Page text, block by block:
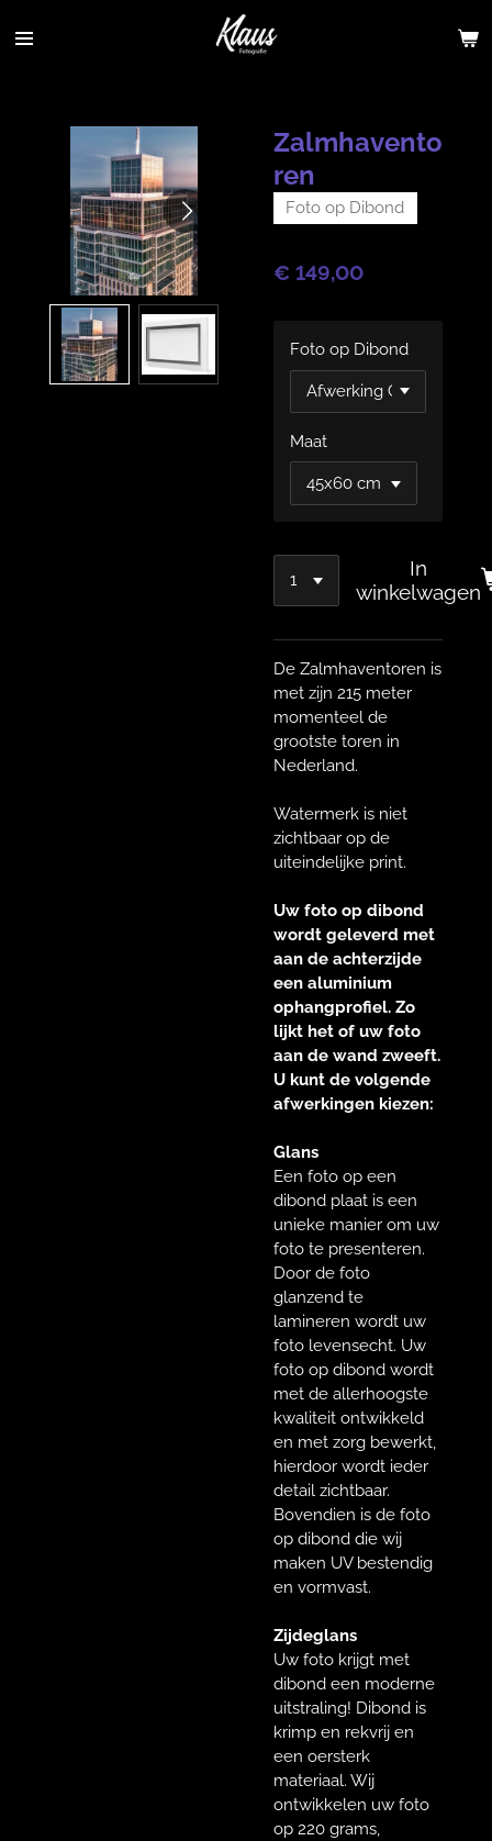
direct
Zalmhavento
ren
Foto op Dibond
€ 149,00
Foto op Dibond
Maat
In
winkelwagen
De Zalmhaventoren is
met zijn 215 meter
momenteel de
grootste toren in
Nederland.
Watermerk is niet
zichtbaar op de
uiteindelijke print.
Uw foto op dibond
wordt geleverd met
aan de achterzijde
een aluminium
ophangprofiel. Zo
lijkt het of uw foto
aan de wand zweeft.
U kunt de volgende
afwerkingen kiezen:
Glans
Een foto op een
dibond plaat is een
unieke manier om uw
foto te presenteren.
Door de foto
glanzend te
lamineren wordt uw
foto levensecht. Uw
foto op dibond wordt
met de allerhoogste
kwaliteit ontwikkeld
en met zorg bewerkt,
hierdoor wordt ieder
detail zichtbaar.
Bovendien is de foto
op dibond die wij
maken UV bestendig
en vormvast.
Zijdeglans
Uw foto krijgt met
dibond een moderne
uitstraling! Dibond is
krimp en rekvrij en
een oersterk
materiaal. Wij
ontwikkelen uw foto
op 220 grams,